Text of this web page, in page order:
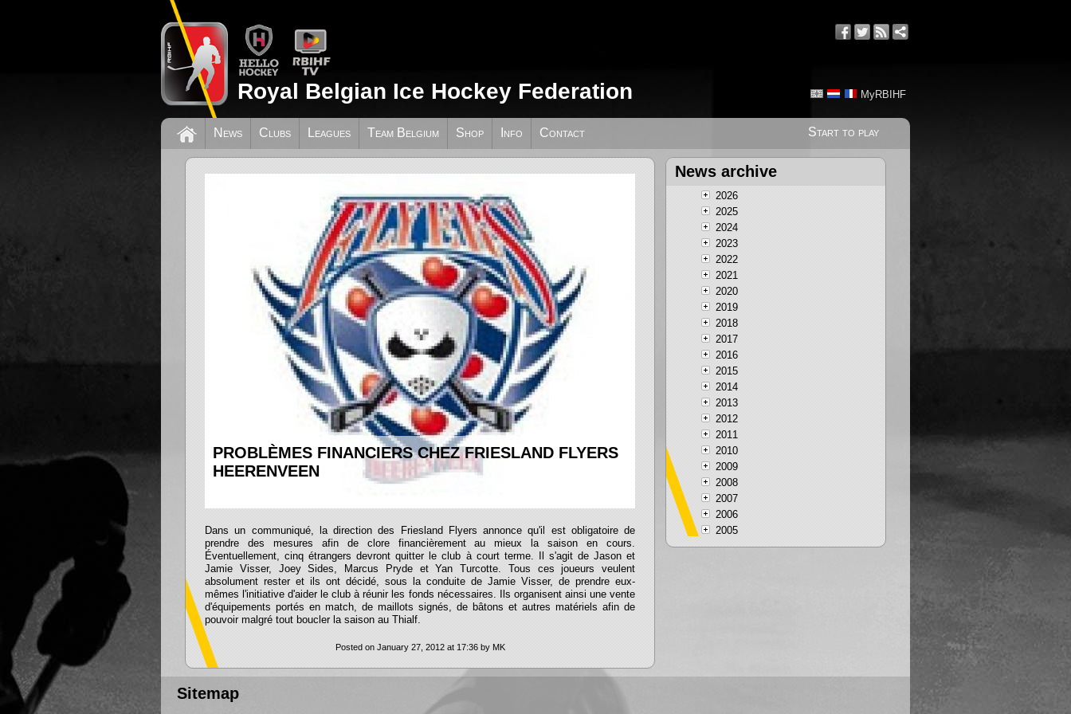
MyRBIHF
Royal Belgian Ice Hockey Federation
Start to play
News Clubs Leagues Team Belgium Shop Info Contact
PROBLÈMES FINANCIERS CHEZ FRIESLAND FLYERS
HEERENVEEN
Dans un communiqué, la direction des Friesland Flyers annonce qu'il est obligatoire de
prendre des mesures afin de clore financièrement au mieux la saison en cours.
Éventuellement, cinq étrangers devront quitter le club à court terme. Il s'agit de Jason et
Jamie Visser, Joey Sides, Marcus Pryde et Yan Turcotte. Tous ces joueurs veulent
absolument rester et ils ont décidé, sous la conduite de Jamie Visser, de prendre eux-
mêmes l'initiative d'aider le club à réunir les fonds nécessaires. Ils organisent ainsi une vente
d'équipements portés en match, de maillots signés, de bâtons et autres matériels afin de
pouvoir malgré tout boucler la saison au Thialf.
Posted on January 27, 2012 at 17:36 by MK
News archive
2026
2025
2024
2023
2022
2021
2020
2019
2018
2017
2016
2015
2014
2013
2012
2011
2010
2009
2008
2007
2006
2005
Sitemap